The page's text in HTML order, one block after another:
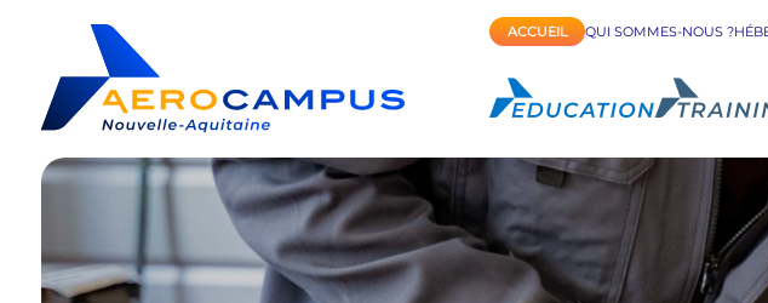
ACCUEIL QUI SOMMES-NOUS ?